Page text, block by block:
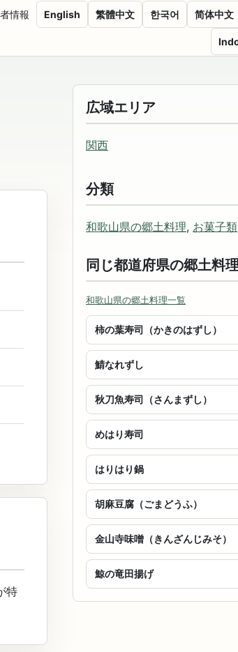
情報 English 繁體中文 한국어 简体中文
特
広域エリア
関西
分類
和歌山県の郷土料理, お菓子類
同じ都道府県の郷土料理
和歌山県の郷土料理一覧
柿の葉寿司（かきのはずし）
鯖なれずし
秋刀魚寿司（さんまずし）
めはり寿司
はりはり鍋
胡麻豆腐（ごまどうふ）
金山寺味噌（きんざんじみそ）
鯨の竜田揚げ